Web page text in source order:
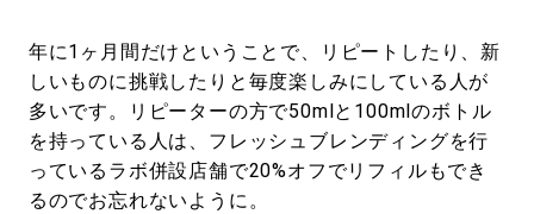
年に1ヶ月間だけということで、リピートしたり、新
しいものに挑戦したりと毎度楽しみにしている人が
多いです。リピーターの方で50mlと100mlのボトル
を持っている人は、フレッシュブレンディングを行
っているラボ併設店舗で20%オフでリフィルもでき
るのでお忘れないように。